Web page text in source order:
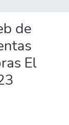
de
El